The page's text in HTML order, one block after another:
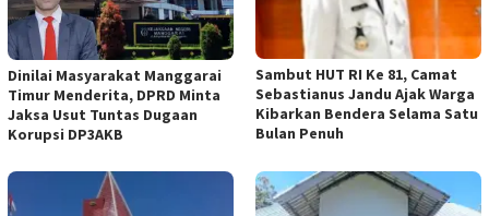
Dinilai Masyarakat Manggarai
Timur Menderita, DPRD Minta
Jaksa Usut Tuntas Dugaan
Korupsi DP3AKB
Sambut HUT RI Ke 81, Camat
Sebastianus Jandu Ajak Warga
Kibarkan Bendera Selama Satu
Bulan Penuh